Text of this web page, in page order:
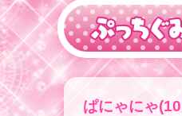
ぱにゃにゃ